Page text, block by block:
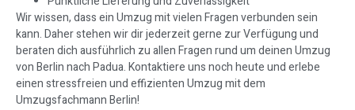
Wir wissen, dass ein Umzug mit vielen Fragen verbunden sein
kann. Daher stehen wir dir jederzeit gerne zur Verfügung und
beraten dich ausführlich zu allen Fragen rund um deinen Umzug
von Berlin nach Padua. Kontaktiere uns noch heute und erlebe
einen stressfreien und effizienten Umzug mit dem
Umzugsfachmann Berlin!